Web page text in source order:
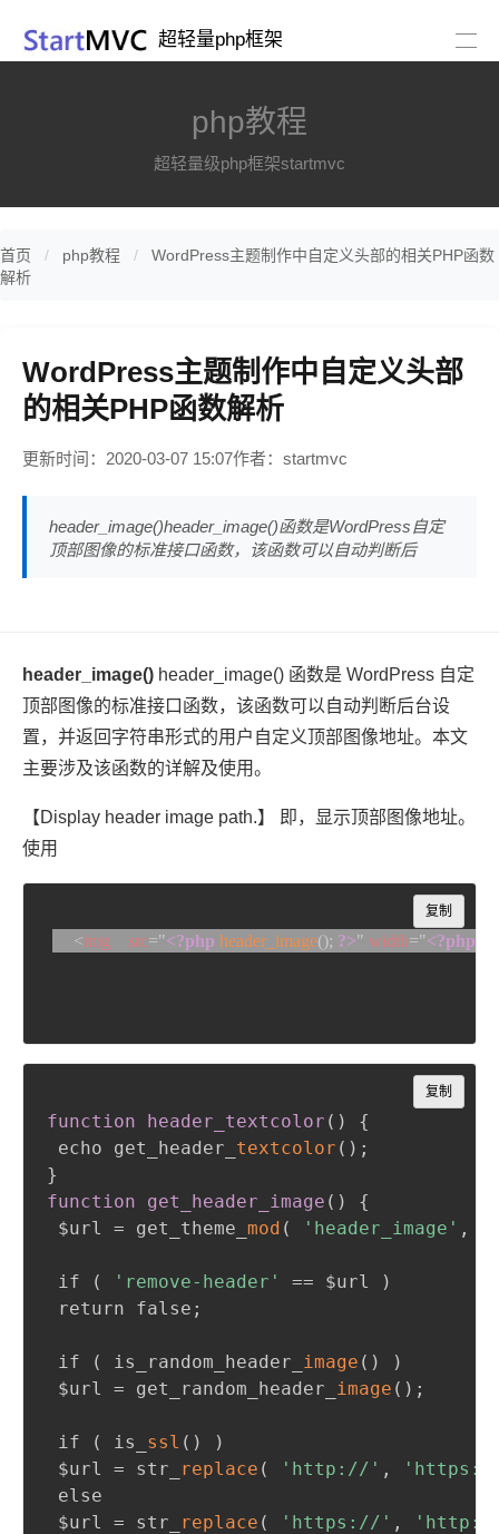
超轻量php框架
php教程
超轻量级php框架startmvc
首页 php教程
WordPress主题制作中自定义头部的相关PHP函数
解析
WordPress主题制作中自定义头部
的相关PHP函数解析
更新时间：2020-03-07 15:07作者：startmvc
header_image()header_image()函数是WordPress自定
顶部图像的标准接口函数，该函数可以自动判断后
header_image() header_image() 函数是 WordPress 自定
顶部图像的标准接口函数，该函数可以自动判断后台设
置，并返回字符串形式的用户自定义顶部图像地址。本文
主要涉及该函数的详解及使用。
【Display header image path.】 即，显示顶部图像地址。
使用
<img src="<?php header_image(); ?>" width="<?php
复制
Copy
function header_textcolor ( )
{
echo get_header_ textcolor ( ) ;
}
function get_header_image ( )
{
$url = get_theme_ mod ( 'header_image' ,
if ( 'remove-header' == $url
)
return false ;
if ( is_random_header_ image ( )
)
$url = get_random_header_ image ( ) ;
if ( is_ ssl ( )
)
$url = str_
replace ( 'http://' ,
else
$url = str_
replace ( 'https://' ,
复制
Copy